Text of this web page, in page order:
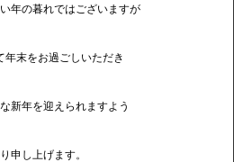
年の暮れではございますが
年末をお過ごしいただき
新年を迎えられますよう
申し上げます。